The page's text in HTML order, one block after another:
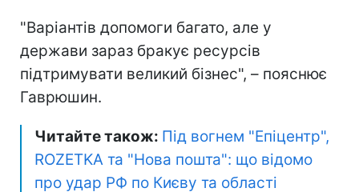
"Варіантів допомоги багато, але у
держави зараз бракує ресурсів
підтримувати великий бізнес", – пояснює
Гаврюшин.
Читайте також: Під вогнем "Епіцентр",
ROZETKA та "Нова пошта": що відомо
про удар РФ по Києву та області